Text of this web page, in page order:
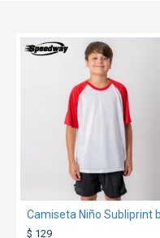
TEXTTRANSPARENTE
$ 129